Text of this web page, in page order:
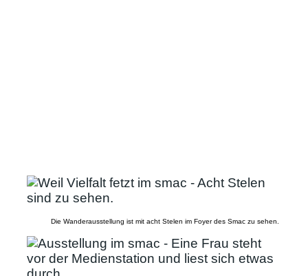
Die Wanderausstellung ist mit acht Stelen im Foyer des Smac zu sehen.